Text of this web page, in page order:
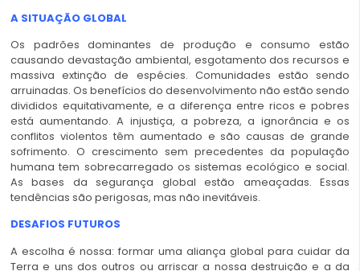
A SITUAÇÃO GLOBAL
Os padrões dominantes de produção e consumo estão
causando devastação ambiental, esgotamento dos recursos e
massiva extinção de espécies. Comunidades estão sendo
arruinadas. Os benefícios do desenvolvimento não estão sendo
divididos equitativamente, e a diferença entre ricos e pobres
está aumentando. A injustiça, a pobreza, a ignorância e os
conflitos violentos têm aumentado e são causas de grande
sofrimento. O crescimento sem precedentes da população
humana tem sobrecarregado os sistemas ecológico e social.
As bases da segurança global estão ameaçadas. Essas
tendências são perigosas, mas não inevitáveis.
DESAFIOS FUTUROS
A escolha é nossa: formar uma aliança global para cuidar da
Terra e uns dos outros ou arriscar a nossa destruição e a da